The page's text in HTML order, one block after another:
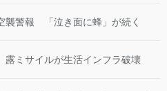
襲警報 「泣き面に蜂」が続く
ミサイルが生活インフラ破壊